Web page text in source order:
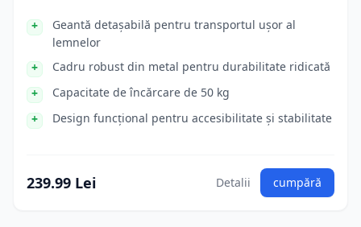
Geantă detașabilă pentru transportul ușor al
lemnelor
Cadru robust din metal pentru durabilitate ridicată
Capacitate de încărcare de 50 kg
Design funcțional pentru accesibilitate și stabilitate
239.99 Lei Detalii cumpără